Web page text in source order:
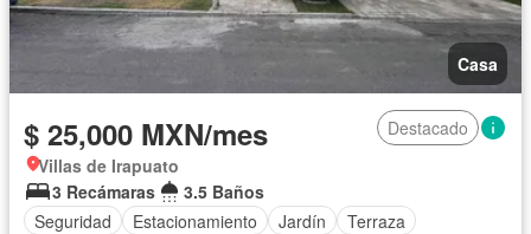
Casa
$ 25,000 MXN/mes
Destacado
Villas de Irapuato
3 Recámaras
3.5 Baños
Seguridad
Estacionamiento Jardín
Terraza